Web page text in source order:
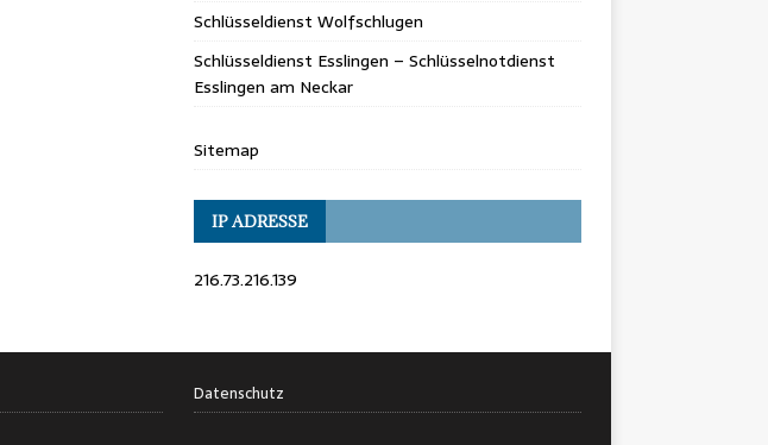
Schlüsseldienst Wolfschlugen
Schlüsseldienst Esslingen – Schlüsselnotdienst
Esslingen am Neckar
Sitemap
IP ADRESSE
216.73.216.139
Datenschutz